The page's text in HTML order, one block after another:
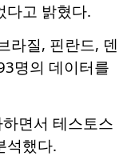
다고 밝혔다.
라질, 핀란드, 덴
명의 데이터를
면서 테스토스
석했다.